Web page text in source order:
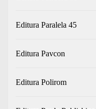
Editura Paralela 45
Editura Pavcon
Editura Polirom